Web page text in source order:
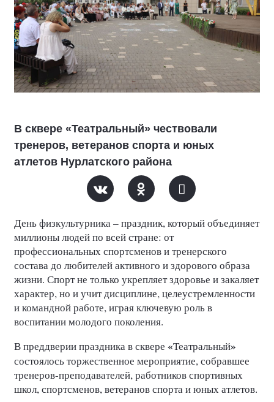
В сквере «Театральный» чествовали
тренеров, ветеранов спорта и юных
атлетов Нурлатского района
День физкультурника – праздник, который объединяет
миллионы людей по всей стране: от
профессиональных спортсменов и тренерского
состава до любителей активного и здорового образа
жизни. Спорт не только укрепляет здоровье и закаляет
характер, но и учит дисциплине, целеустремленности
и командной работе, играя ключевую роль в
воспитании молодого поколения.
В преддверии праздника в сквере «Театральный»
состоялось торжественное мероприятие, собравшее
тренеров-преподавателей, работников спортивных
школ, спортсменов, ветеранов спорта и юных атлетов.